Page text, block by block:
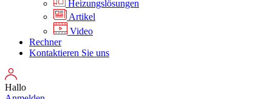
Heizungslösungen
Artikel
Video
Rechner
Kontaktieren Sie uns
Hallo